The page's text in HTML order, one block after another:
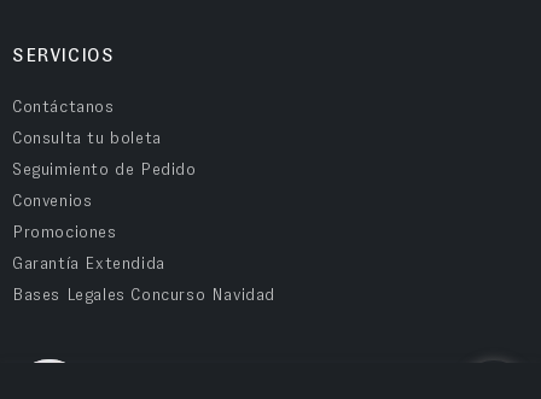
SERVICIOS
Contáctanos
Consulta tu boleta
Seguimiento de Pedido
Convenios
Promociones
Garantía Extendida
Bases Legales Concurso Navidad